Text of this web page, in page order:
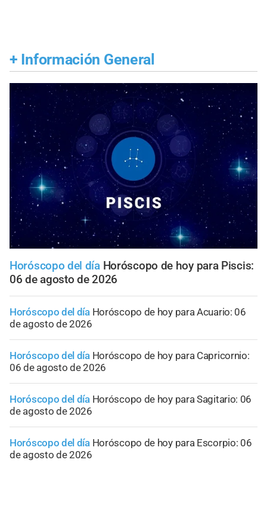
+ Información General
Horóscopo del día Horóscopo de hoy para Piscis:
06 de agosto de 2026
Horóscopo del día Horóscopo de hoy para Acuario: 06
de agosto de 2026
Horóscopo del día Horóscopo de hoy para Capricornio:
06 de agosto de 2026
Horóscopo del día Horóscopo de hoy para Sagitario: 06
de agosto de 2026
Horóscopo del día Horóscopo de hoy para Escorpio: 06
de agosto de 2026